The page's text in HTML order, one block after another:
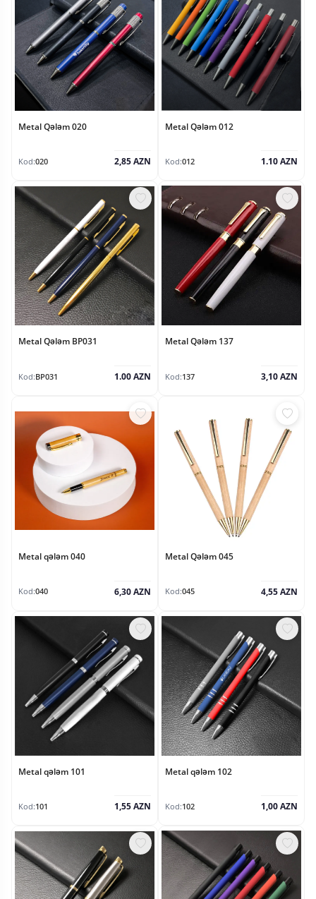
Metal Qələm 020
Kod:020 2,85 AZN
Metal Qələm 012
Kod:012 1.10 AZN
Metal Qələm BP031
Kod:BP031 1.00 AZN
Metal Qələm 137
Kod:137 3,10 AZN
Metal qələm 040
Kod:040 6,30 AZN
Metal Qələm 045
Kod:045 4,55 AZN
Metal qələm 101
Kod:101 1,55 AZN
Metal qələm 102
Kod:102 1,00 AZN